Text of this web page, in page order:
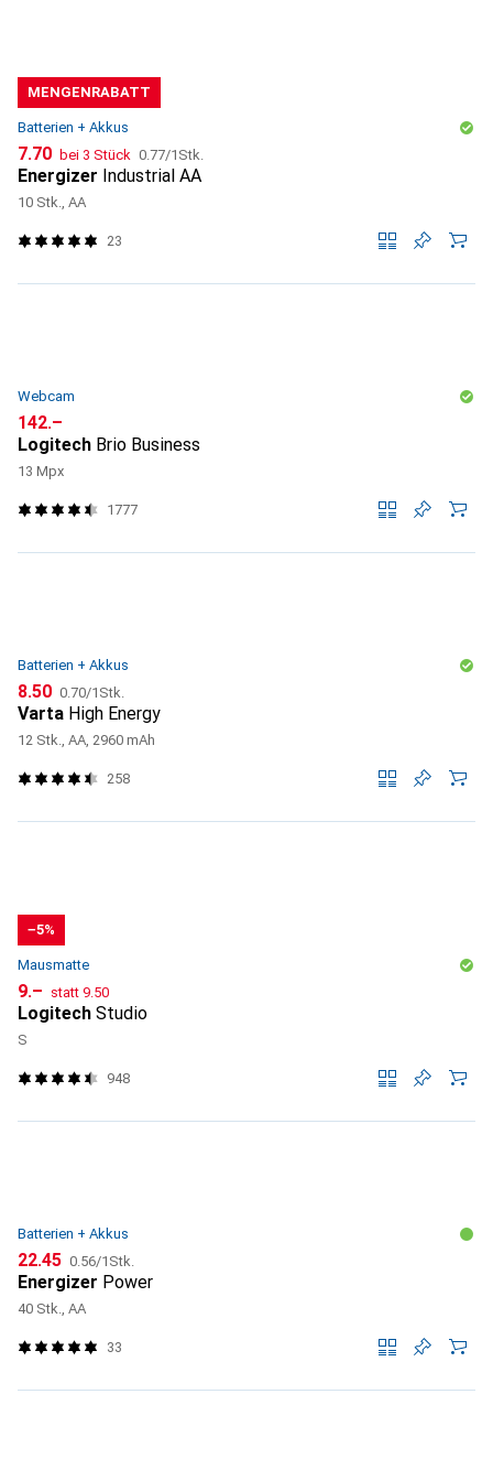
MENGENRABATT
Batterien + Akkus
CHF
7.70 bei 3 Stück CHF
0.77/1Stk.
Energizer Industrial AA
10 Stk., AA
23
Webcam
CHF
142.–
Logitech Brio Business
13 Mpx
1777
Batterien + Akkus
CHF
8.50 CHF
0.70/1Stk.
Varta High Energy
12 Stk., AA, 2960 mAh
258
−5%
Mausmatte
CHF
9.– statt CHF
9.50
Logitech Studio
S
948
Batterien + Akkus
CHF
22.45 CHF
0.56/1Stk.
Energizer Power
40 Stk., AA
33